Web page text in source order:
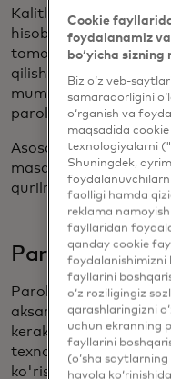
Kalitlar xavfsiz,
hisobga bog'langan
tomonidan qulfdan
qilish, buzib kirish yoki
mumkin emas va
parol kiritishga aldab
Asosan, parollar siz
masalan, barmoq izi
qurilmangiz egasi
Parollar
Parollar o'rniga
aksariyat veb-saytlar
kerak bo'ladi. Apple,
texnologiya
ko'rishadi, chunki ular
Cookie
foydalanamiz
bo‘yicha
Biz o‘z veb-
samaradorligini
o‘rganish va
maqsadida
texnologiyalarni
Shuningdek,
faolligi hamda
reklama
fayllaridan
qanday cookie
foydalanishimizni
fayllarini
o‘z roziligingiz
qarashlaringizni
uchun ekranning
fayllarini
(o‘sha
havola